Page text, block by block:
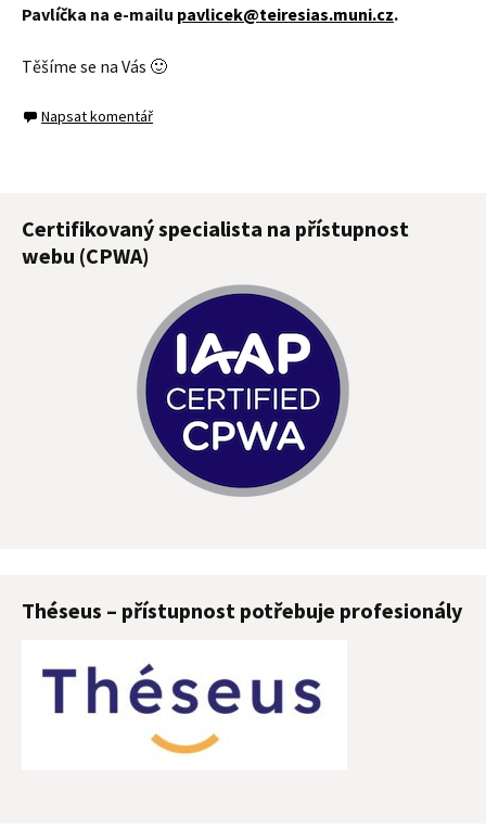
Pavlíčka na e-mailu pavlicek@teiresias.muni.cz.
Těšíme se na Vás 🙂
Napsat komentář
Certifikovaný specialista na přístupnost
webu (CPWA)
Théseus – přístupnost potřebuje profesionály